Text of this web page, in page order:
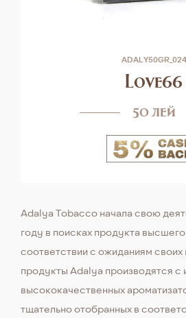
ADALY50GR_024
Love66
50 лей
Adalya Tobacсo начала свою
году в поисках продукта высшего
соответствии с ожиданиям своих
продукты Adalya производятся с
высококачественных
тщательно отобранных в